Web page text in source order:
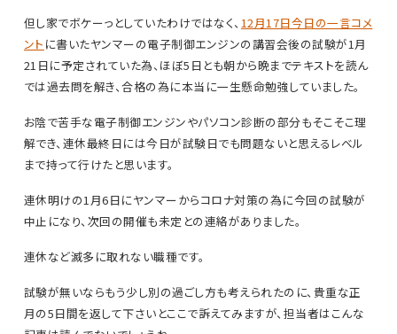
但し家でボケーっとしていたわけではなく、 12月17日今日の一言コメ
ント に書いたヤンマーの電子制御エンジンの講習会後の試験が1月
21日に予定されていた為、ほぼ5日とも朝から晩までテキストを読ん
では過去問を解き、合格の為に本当に一生懸命勉強していました。
お陰で苦手な電子制御エンジンやパソコン診断の部分もそこそこ理
解でき、連休最終日には今日が試験日でも問題ないと思えるレベル
まで持って行けたと思います。
連休明けの1月6日にヤンマーからコロナ対策の為に今回の試験が
中止になり、次回の開催も未定との連絡がありました。
連休など滅多に取れない職種です。
試験が無いならもう少し別の過ごし方も考えられたのに、貴重な正
月の5日間を返して下さいとここで訴えてみますが、担当者はこんな